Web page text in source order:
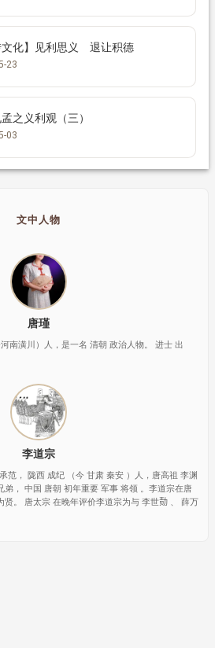
文化】见利思义 退让积德
23
之义利观（三）
03
文中人物
唐瑾
南潢川）人，是一名 清朝 政治人物。 进士 出
李道宗
范， 陇西 成纪 （今 甘肃 秦安 ）人，唐高祖 李渊
弟， 中国 唐朝 初年重要 军事 将领 。李道宗在唐
贤。 唐太宗 在晚年评价李道宗为与 李世𪟝 、 薛万